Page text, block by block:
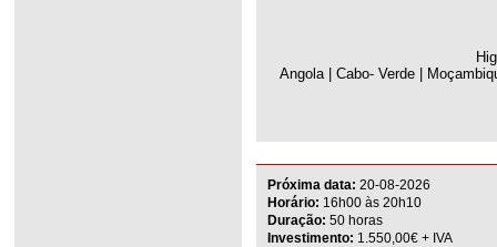
Angola | Cabo- Verde |
Próxima data: 20-08-2026
Horário: 16h00 às 20h10
Duração: 50 horas
Investimento: 1.550,00€ + IVA